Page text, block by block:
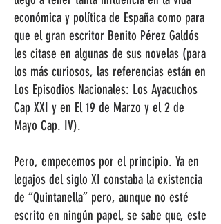
económica y política de España como para
que el gran escritor Benito Pérez Galdós
les citase en algunas de sus novelas (para
los más curiosos, las referencias están en
Los Episodios Nacionales: Los Ayacuchos
Cap XXI y en El 19 de Marzo y el 2 de
Mayo Cap. IV).
Pero, empecemos por el principio. Ya en
legajos del siglo XI constaba la existencia
de “Quintanella” pero, aunque no esté
escrito en ningún papel, se sabe que, este